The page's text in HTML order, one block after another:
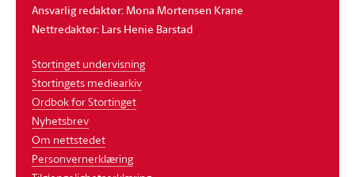
Ansvarlig redaktør: Mona Mortensen Krane
Nettredaktør: Lars Henie Barstad
Stortinget undervisning
Stortingets mediearkiv
Ordbok for Stortinget
Nyhetsbrev
Om nettstedet
Personvernerklæring